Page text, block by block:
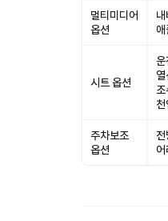
멀티미디어
옵션
애
시트 옵션
운
천
주차보조
옵션
전
어